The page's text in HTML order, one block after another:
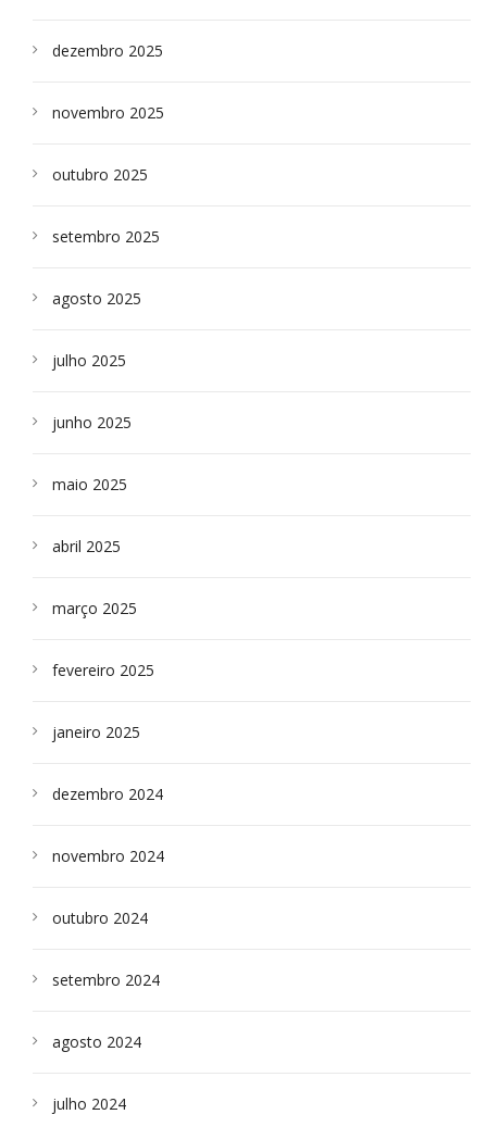
dezembro 2025
novembro 2025
outubro 2025
setembro 2025
agosto 2025
julho 2025
junho 2025
maio 2025
abril 2025
março 2025
fevereiro 2025
janeiro 2025
dezembro 2024
novembro 2024
outubro 2024
setembro 2024
agosto 2024
julho 2024